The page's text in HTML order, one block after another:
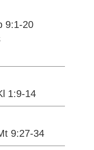
9:1-20
1:9-14
9:27-34